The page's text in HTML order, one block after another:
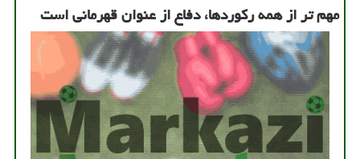
مهم تر از همه ركوردها، دفاع از عنوان قهرمانی است